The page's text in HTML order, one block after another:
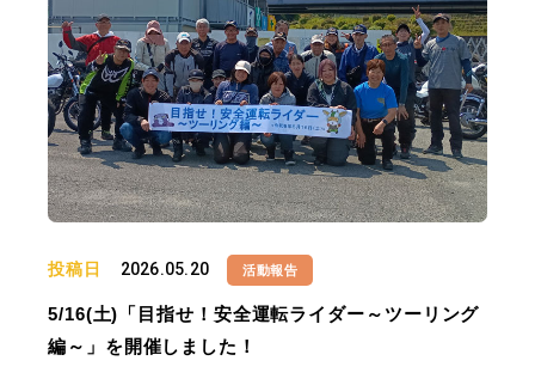
投稿日 2026.05.20 活動報告
5/16(土)「目指せ！安全運転ライダー～ツーリング
編～」を開催しました！